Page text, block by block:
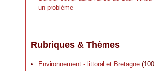
un problème
Rubriques & Thèmes
Environnement - littoral et Bretagne